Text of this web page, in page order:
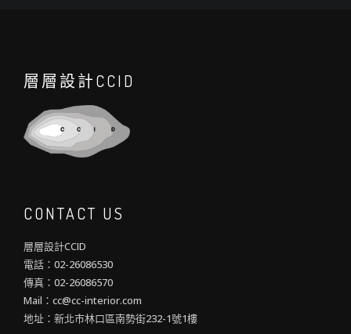
層層設計CCID
CONTACT US
層層設計CCID
電話：02-26086530
傳真：02-26086570
Mail：cc@cc-interior.com
地址：新北市林口區南勢街232-1號1樓